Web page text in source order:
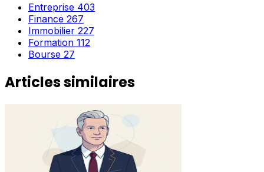
Entreprise 403
Finance 267
Immobilier 227
Formation 112
Bourse 27
Articles similaires